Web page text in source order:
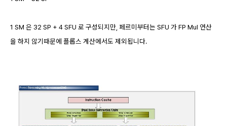
1 SM 은 32 SP + 4 SFU 로 구성되지만, 페르미부터는 SFU 가 FP Mul 연산
을 하지 않기때문에 플롭스 계산에서도 제외됩니다.